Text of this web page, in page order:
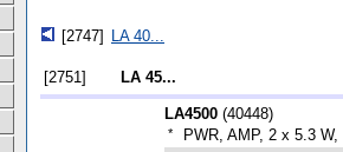
[2747] LA 40...
[2751] LA 45...
LA4500 (40448)
*
PWR, AMP, 2 x 5.3